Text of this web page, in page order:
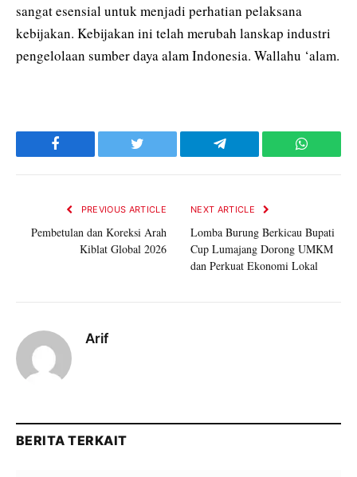
sangat esensial untuk menjadi perhatian pelaksana
kebijakan. Kebijakan ini telah merubah lanskap industri
pengelolaan sumber daya alam Indonesia. Wallahu ‘alam.
Facebook Twitter Telegram
PREVIOUS ARTICLE
Pembetulan dan Koreksi Arah
Kiblat Global 2026
NEXT ARTICLE
Lomba Burung Berkicau Bupati
Cup Lumajang Dorong UMKM
dan Perkuat Ekonomi Lokal
Arif
BERITA TERKAIT